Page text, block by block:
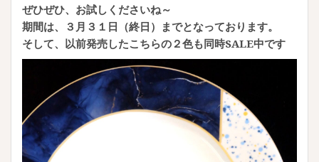
ぜひぜひ、お試しくださいね～
期間は、３月３１日（終日）までとなっております。
そして、以前発売したこちらの２色も同時SALE中です